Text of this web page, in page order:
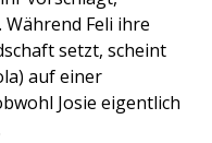
Feli ihre
setzt, scheint
auf einer
Josie eigentlich